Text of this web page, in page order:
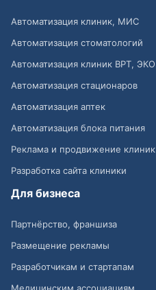
Автоматизация клиник, МИС
Автоматизация стоматологий
Автоматизация клиник ВРТ, ЭКО
Автоматизация стационаров
Автоматизация аптек
Автоматизация блока питания
Реклама и продвижение клиник
Разработка сайта клиники
Для бизнеса
Партнёрство, франшиза
Размещение рекламы
Разработчикам и стартапам
Медицинским ассоциациям